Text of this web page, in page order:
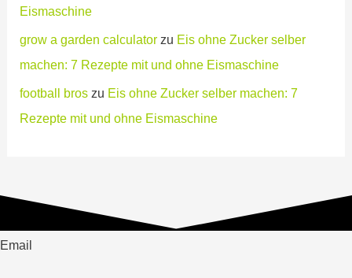
Eismaschine
grow a garden calculator zu Eis ohne Zucker selber
machen: 7 Rezepte mit und ohne Eismaschine
football bros zu Eis ohne Zucker selber machen: 7
Rezepte mit und ohne Eismaschine
Email